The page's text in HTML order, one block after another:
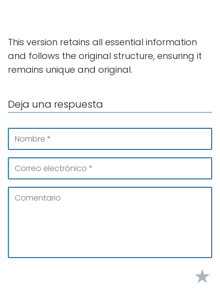
This version retains all essential information
and follows the original structure, ensuring it
remains unique and original.
Deja una respuesta
★